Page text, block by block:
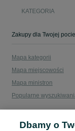
KATEGORIA
Mapa kategorii
Mapa miejscowości
Mapa ministron
Popularne
Dbamy o